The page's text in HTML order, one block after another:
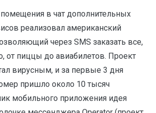
в чат дополнительных
реализовал американский
через SMS заказать все,
от пиццы до авиабилетов. Проект
вирусным, и за первые 3 дня
пришло около 10 тысяч
мобильного приложения идея